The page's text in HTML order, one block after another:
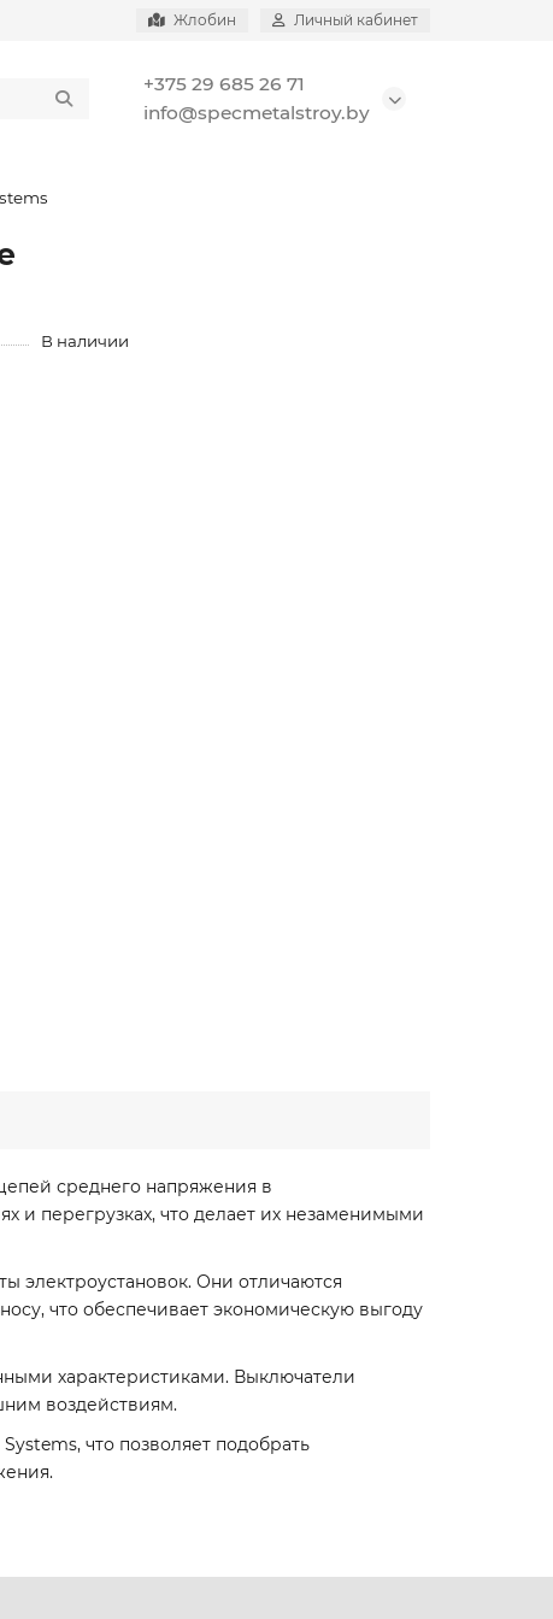
Жлобин Личный кабинет
+375 29 685 26 71
info@specmetalstroy.by
В наличии
среднего напряжения в
и перегрузках, что делает их незаменимыми
электроустановок. Они отличаются
что обеспечивает экономическую выгоду
характеристиками. Выключатели
воздействиям.
что позволяет подобрать